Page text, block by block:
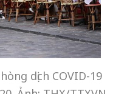
dịch COVID-19